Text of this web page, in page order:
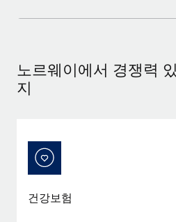
노르웨이에서 경쟁력
지
건강보험